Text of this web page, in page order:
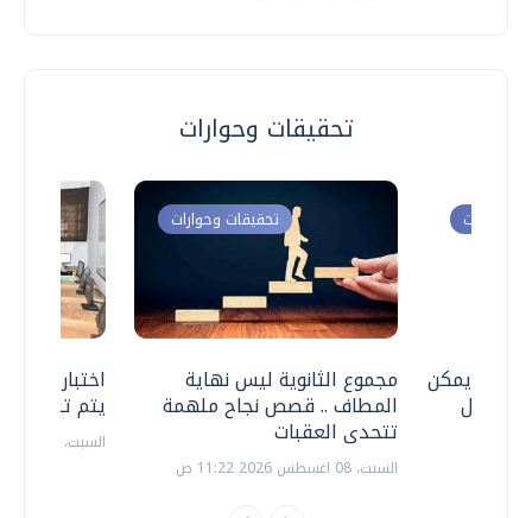
تحقيقات وحوارات
اختبارات
يتم
السبت، 18 يوليو 2026 09:22 ص
تحقيقات وحوارات
مجموع الثانوية ليس نهاية
المطاف .. قصص نجاح ملهمة
تتحدى العقبات
السبت، 08 اغسطس 2026 11:22 ص
وحوارات
.. هل يمكن
نتعامل